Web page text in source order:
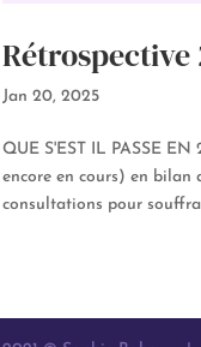
Rétrospective
Jan 20, 2025
QUE S'EST IL PASSE
encore en cours) en bilan
consultations pour